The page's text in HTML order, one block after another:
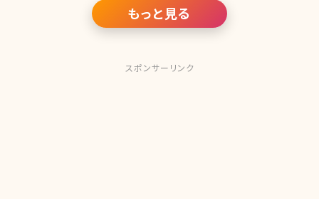
もっと見る
スポンサーリンク